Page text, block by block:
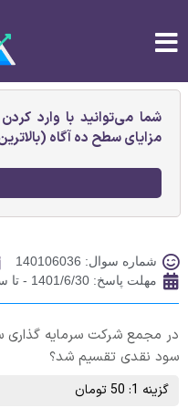
شما می‌توانید با وارد
مزایای سطح ده آگاه
شماره سوال: 140106036
مهلت پاسخ: 1401/6/30 - تا ساعت 23:59
در مجمع شرکت سرمایه گذاری
سود نقدی تقسیم شد؟
گزینه 1: 50 تومان